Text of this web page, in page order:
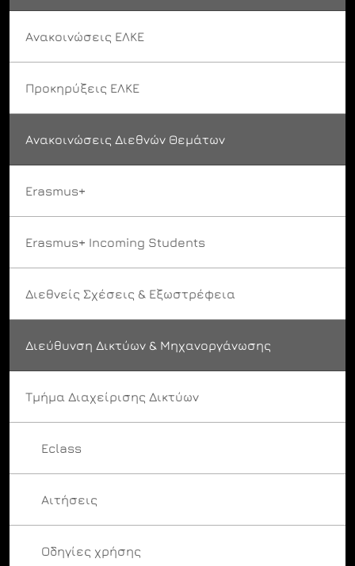
Ανακοινώσεις ΕΛΚΕ
Προκηρύξεις ΕΛΚΕ
Ανακοινώσεις Διεθνών Θεμάτων
Erasmus+
Erasmus+ Incoming Students
Διεθνείς Σχέσεις & Εξωστρέφεια
Διεύθυνση Δικτύων & Μηχανοργάνωσης
Τμήμα Διαχείρισης Δικτύων
Eclass
Αιτήσεις
Οδηγίες χρήσης